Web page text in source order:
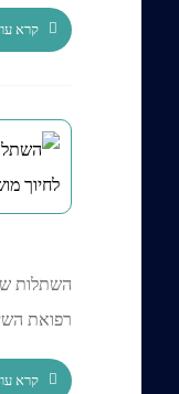
קרא
השתלות
רפואת
קרא